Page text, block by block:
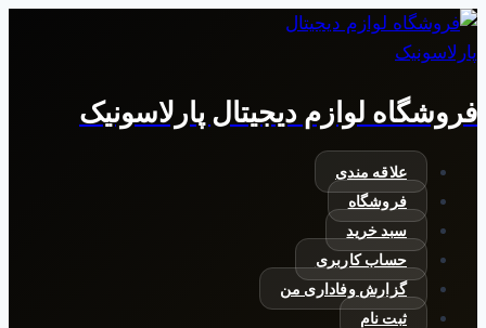
بازگشت
به
فروشگاه لوازم دیجیتال پارلاسونیک
علاقه مندی
فروشگاه
سبد خرید
حساب کاربری
گزارش وفاداری من
ثبت نام